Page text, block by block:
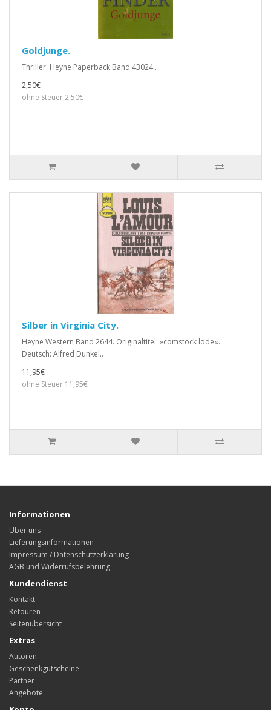
Goldjunge.
Thriller. Heyne Paperback Band 43024..
2,50€
ohne Steuer 2,50€
Silber in Virginia City.
Heyne Western Band 2644. Originaltitel: »comstock lode«.
Deutsch: Alfred Dunkel..
11,95€
ohne Steuer 11,95€
Informationen
Über uns
Lieferungsinformationen
Impressum / Datenschutzerklärung
AGB und Widerrufsbelehrung
Kundendienst
Kontakt
Retouren
Seitenübersicht
Extras
Autoren
Geschenkgutscheine
Partner
Angebote